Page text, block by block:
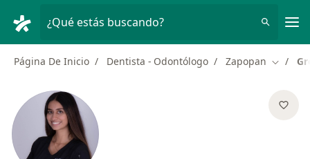
¿Qué estás buscando?
Página De Inicio Dentista - Odontólogo Zapopan